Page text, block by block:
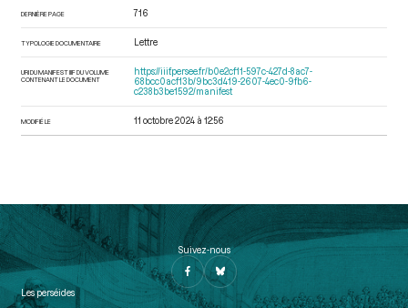
DERNIÈRE PAGE 716
TYPOLOGIE DOCUMENTAIRE Lettre
URI DU MANIFEST IIIF DU VOLUME
CONTENANT LE DOCUMENT
https://iiif.persee.fr/b0e2cf11-597c-427d-8ac7-
68bcc0acf13b/9bc3d419-2607-4ec0-9fb6-
c238b3be1592/manifest
MODIFIÉ LE 11 octobre 2024 à 12:56
Suivez-nous
Les perséides